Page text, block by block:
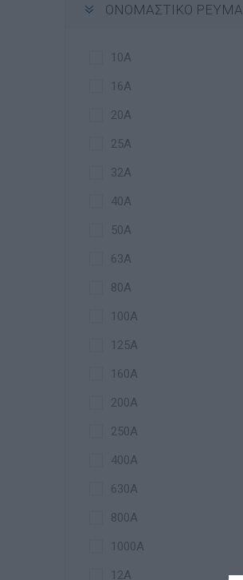
ΟΝΟΜΑΣΤΙΚΟ ΡΕΥΜΑ
10A
16A
20A
25A
32A
40A
50A
63A
80A
100A
125A
160Α
200Α
250Α
400Α
630Α
800Α
1000Α
12A